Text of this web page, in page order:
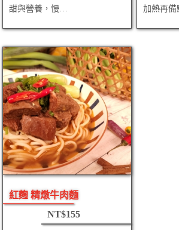
甜與營養，慢…
加熱再
紅麴 精燉牛肉麵
NT$155